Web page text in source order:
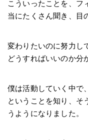
こういったことを、フ
当にたくさん聞き、目
変わりたいのに努力し
どうすればいいのか分
僕は活動していく中で
ということを知り、そ
うようになりました。